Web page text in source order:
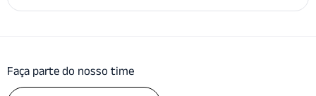
Faça parte do nosso time